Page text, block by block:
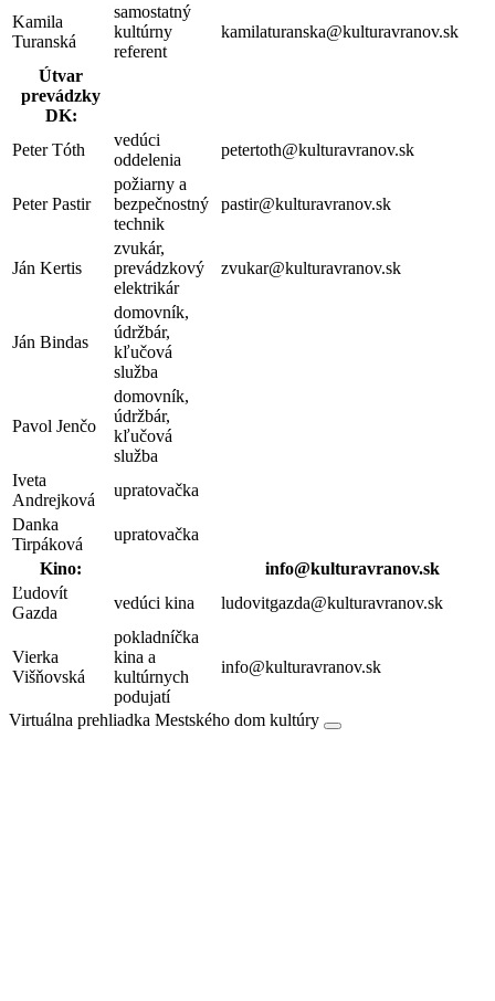
Kamila
Turanská
samostatný
kultúrny
referent
kamilaturanska@kulturavranov.sk
Útvar
prevádzky
DK:
Peter Tóth
vedúci
oddelenia
petertoth@kulturavranov.sk
Peter Pastir
požiarny a
bezpečnostný
technik
pastir@kulturavranov.sk
Ján Kertis
zvukár,
prevádzkový
elektrikár
zvukar@kulturavranov.sk
Ján Bindas
domovník,
údržbár,
kľučová
služba
Pavol Jenčo
domovník,
údržbár,
kľučová
služba
Iveta
Andrejková
upratovačka
Danka
Tirpáková
upratovačka
Kino:
info@kulturavranov.sk
Ľudovít
Gazda
vedúci kina ludovitgazda@kulturavranov.sk
Vierka
Višňovská
pokladníčka
kina a
kultúrnych
podujatí
info@kulturavranov.sk
Virtuálna prehliadka Mestského dom kultúry